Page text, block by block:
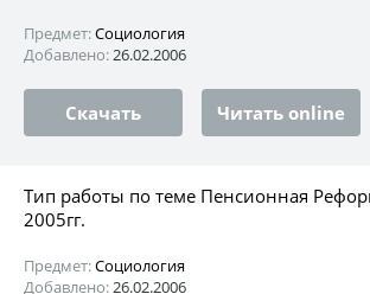
Предмет:Социология
Добавлено:26.02.2006
Скачать Читать online
Тип работы по теме Пенсионная
2005гг.
Предмет:Социология
Добавлено:26.02.2006